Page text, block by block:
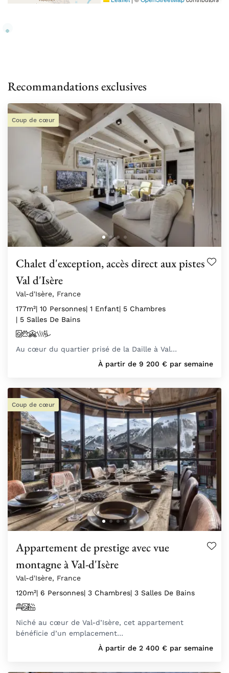
Recommandations exclusives
Coup de cœur
Chalet d'exception, accès direct aux pistes
Val d'Isère
Val-d'Isère, France
177m²| 10 Personnes| 1 Enfant| 5 Chambres
| 5 Salles De Bains
Au cœur du quartier prisé de la Daille à Val…
À partir de 9 200 € par semaine
Coup de cœur
Appartement de prestige avec vue
montagne à Val-d'Isère
Val-d'Isère, France
120m²| 6 Personnes| 3 Chambres| 3 Salles De Bains
Niché au cœur de Val-d’Isère, cet appartement
bénéficie d’un emplacement…
À partir de 2 400 € par semaine